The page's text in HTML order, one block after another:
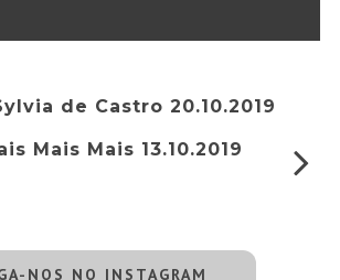
de Castro 20.10.2019
Mais Mais 13.10.2019
NOS NO INSTAGRAM